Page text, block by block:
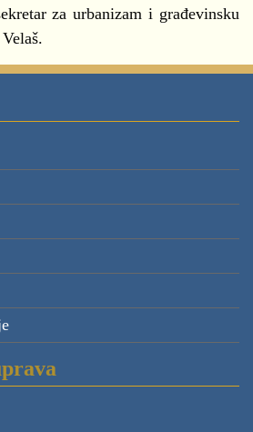
za urbanizam i građevinsku